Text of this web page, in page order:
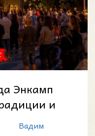
Энкамп
и
в сердце
Вадим